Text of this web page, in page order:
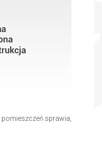
pomieszczeń sprawia,